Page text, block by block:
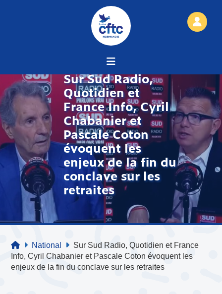
Sur Sud Radio,
Quotidien et
France Info, Cyril
Chabanier et
Pascale Coton
évoquent les
enjeux de la fin du
conclave sur les
retraites
National
Sur Sud Radio, Quotidien et France
Info, Cyril Chabanier et Pascale Coton évoquent les
enjeux de la fin du conclave sur les retraites